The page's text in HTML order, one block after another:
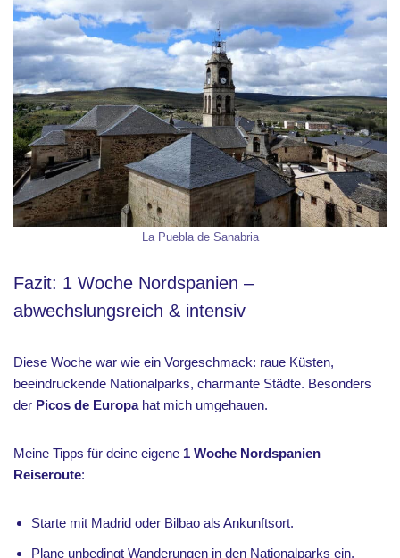
La Puebla de Sanabria
Fazit: 1 Woche Nordspanien –
abwechslungsreich & intensiv
Diese Woche war wie ein Vorgeschmack: raue Küsten,
beeindruckende Nationalparks, charmante Städte. Besonders
der Picos de Europahat mich umgehauen.
Meine Tipps für deine eigene 1 Woche Nordspanien
Reiseroute:
Starte mit Madrid oder Bilbao als Ankunftsort.
Plane unbedingt Wanderungen in den Nationalparks ein.